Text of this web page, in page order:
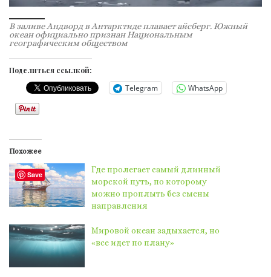
В заливе Андворд в Антарктиде плавает айсберг. Южный
океан официально признан Национальным
географическим обществом
Поделиться ссылкой:
Telegram WhatsApp
Похожее
Где пролегает самый длинный
морской путь, по которому
можно проплыть без смены
направления
Мировой океан задыхается, но
«все идет по плану»
Save